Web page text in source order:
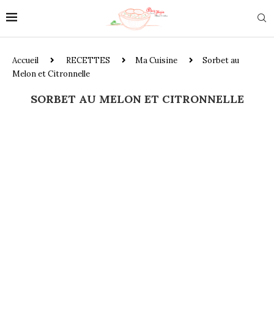
Accueil RECETTES Ma Cuisine
Sorbet au
Melon et Citronnelle
SORBET AU MELON ET CITRONNELLE